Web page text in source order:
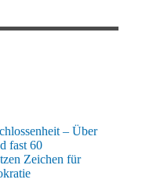
– Über
fast 60
Zeichen für